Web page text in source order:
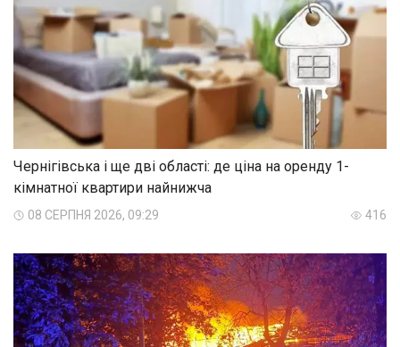
Чернігівська і ще дві області: де ціна на оренду 1-
кімнатної квартири найнижча
08 СЕРПНЯ 2026, 09:29 416